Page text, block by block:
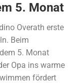
5. Monat
Overath erste
Beim
5. Monat
Opa ins warme
fördert